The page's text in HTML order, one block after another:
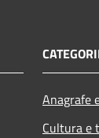
Anagrafe
Cultura e